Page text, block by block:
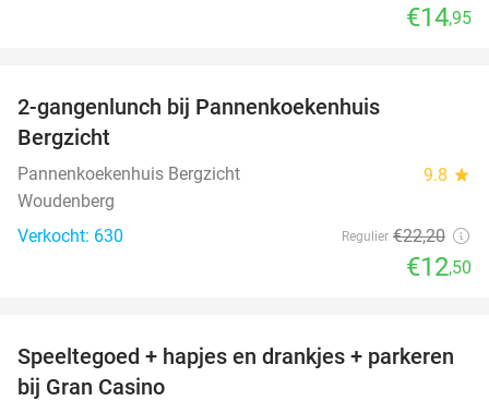
€14,95
2-gangenlunch bij Pannenkoekenhuis
Bergzicht
Pannenkoekenhuis Bergzicht 9.8 star
Woudenberg
Verkocht: 630
Regulier €22,20
€12,50
50%
Speeltegoed + hapjes en drankjes + parkeren
bij Gran Casino